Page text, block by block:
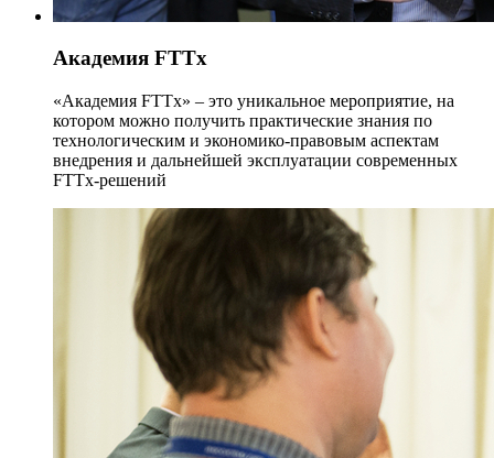
Академия FTTx
«Академия FTTx» – это уникальное мероприятие, на
котором можно получить практические знания по
технологическим и экономико-правовым аспектам
внедрения и дальнейшей эксплуатации современных
FTTx-решений